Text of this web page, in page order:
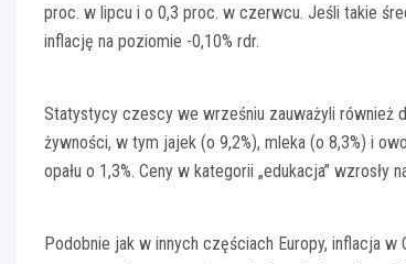
proc. w lipcu i o 0,3 proc. w czerwcu. Jeśli takie
inflację na poziomie -0,10% rdr.
Statystycy czescy we wrześniu zauważyli również
żywności, w tym jajek (o 9,2%), mleka (o 8,3%) i
opału o 1,3%. Ceny w kategorii „edukacja” wzrosły
Podobnie jak w innych częściach Europy, inflacja